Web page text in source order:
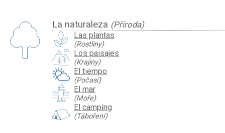
La naturaleza (Příroda)
Las plantas
(Rostliny)
Los paisajes
(Krajiny)
El tiempo
(Počasí)
El mar
(Moře)
El camping
(Táboření)